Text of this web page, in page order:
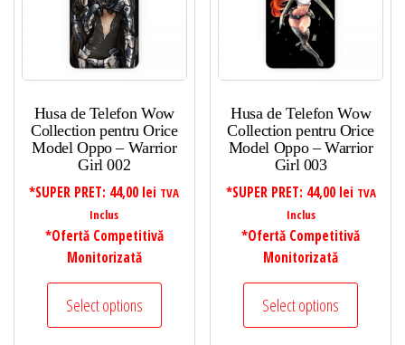
Husa de Telefon Wow
Collection pentru Orice
Model Oppo – Warrior
Girl 002
*SUPER PRET: 44,00 lei TVA
Inclus
*Ofertă Competitivă
Monitorizată
Select options
Husa de Telefon Wow
Collection pentru Orice
Model Oppo – Warrior
Girl 003
*SUPER PRET: 44,00 lei TVA
Inclus
*Ofertă Competitivă
Monitorizată
Select options